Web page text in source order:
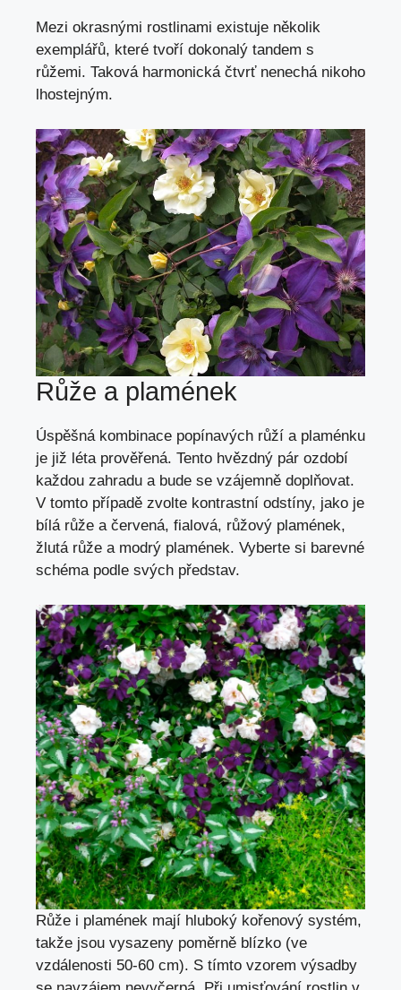
Mezi okrasnými rostlinami existuje několik
exemplářů, které tvoří dokonalý tandem s
růžemi. Taková harmonická čtvrť nenechá nikoho
lhostejným.
Růže a plamének
Úspěšná kombinace popínavých růží a plaménku
je již léta prověřená. Tento hvězdný pár ozdobí
každou zahradu a bude se vzájemně doplňovat.
V tomto případě zvolte kontrastní odstíny, jako je
bílá růže a červená, fialová, růžový plamének,
žlutá růže a modrý plamének. Vyberte si barevné
schéma podle svých představ.
Růže i plamének mají hluboký kořenový systém,
takže jsou vysazeny poměrně blízko (ve
vzdálenosti 50-60 cm). S tímto vzorem výsadby